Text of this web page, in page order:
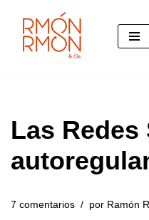
Saltar
Las Redes
7 comentarios por Ramón